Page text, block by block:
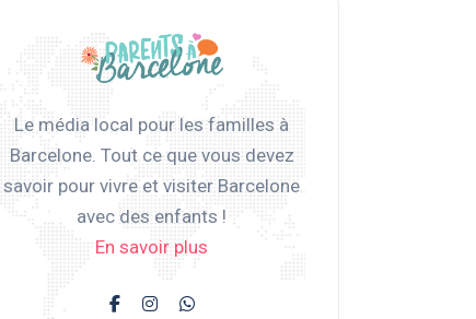
Le média local pour les familles à
Barcelone. Tout ce que vous devez
savoir pour vivre et visiter Barcelone
avec des enfants !
En savoir plus